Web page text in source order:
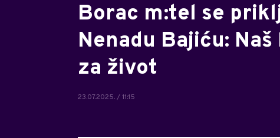
Borac m:tel se
Nenadu Bajiću:
za život
23.07.2025. / 11:15